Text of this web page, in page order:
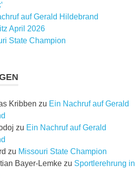
auf Gerald Hildebrand
April 2026
State Champion
Kribben zu Ein Nachruf auf Gerald
zu Ein Nachruf auf Gerald
zu Missouri State Champion
Bayer-Lemkezu Sportlerehrung in